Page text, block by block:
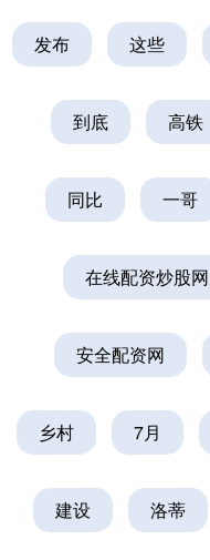
发布 这些
到底 高铁
同比 一哥
在线配资炒股网
安全配资网
乡村 7月
建设 洛蒂